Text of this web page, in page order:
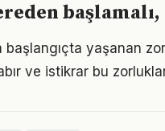
yaşanan
ve istikrar bu